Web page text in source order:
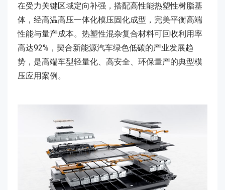
在受力关键区域定向补强，搭配高性能热塑性树脂基
体，经高温高压一体化模压固化成型，完美平衡高端
性能与量产成本。热塑性混杂复合材料可回收利用率
高达92%，契合新能源汽车绿色低碳的产业发展趋
势，是高端车型轻量化、高安全、环保量产的典型模
压应用案例。